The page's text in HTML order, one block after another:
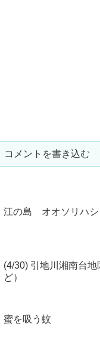
コメントを書き込む
江の島 オオソリハシ
(4/30) 引地川湘南台地
ど）
蜜を吸う蚊